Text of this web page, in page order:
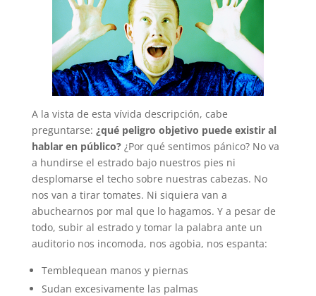
A la vista de esta vívida descripción, cabe
preguntarse: ¿qué peligro objetivo puede existir al
hablar en público?¿Por qué sentimos pánico? No va
a hundirse el estrado bajo nuestros pies ni
desplomarse el techo sobre nuestras cabezas. No
nos van a tirar tomates. Ni siquiera van a
abuchearnos por mal que lo hagamos. Y a pesar de
todo, subir al estrado y tomar la palabra ante un
auditorio nos incomoda, nos agobia, nos espanta:
Temblequean manos y piernas
Sudan excesivamente las palmas